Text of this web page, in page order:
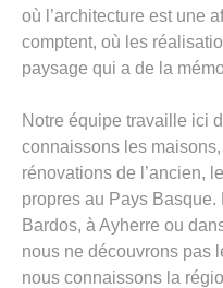
où l’architecture est une
comptent, où les
paysage qui a de la
Notre équipe travaille ici
connaissons les
rénovations de l’ancien,
propres au Pays
Bardos, à Ayherre ou
nous ne découvrons pas
nous connaissons la